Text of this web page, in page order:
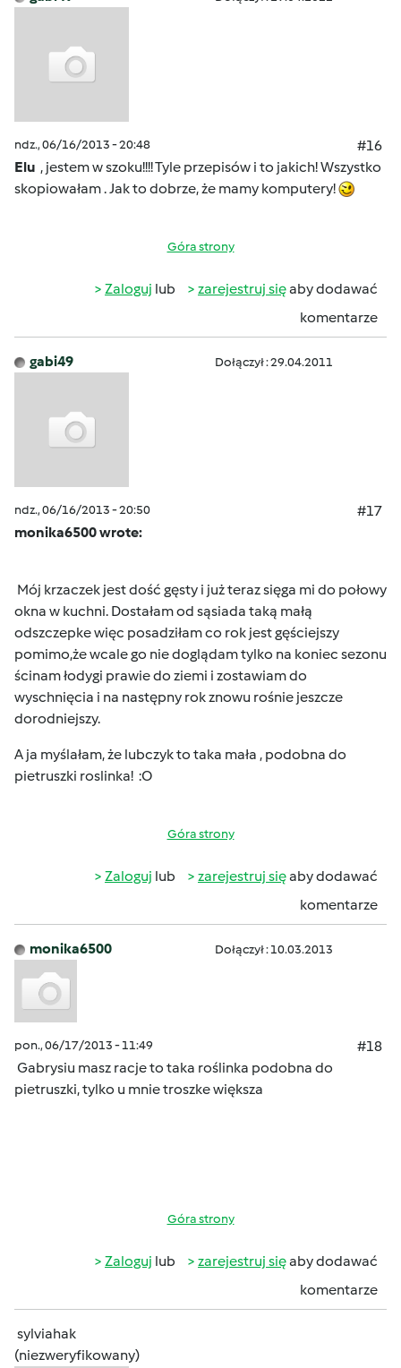
ndz., 06/16/2013 - 20:48
#16
Elu , jestem w szoku!!!! Tyle przepisów i to jakich! Wszystko
skopiowałam . Jak to dobrze, że mamy komputery!
Góra strony
Zaloguj lub zarejestruj sięaby dodawać
komentarze
gabi49 Dołączył : 29.04.2011
ndz., 06/16/2013 - 20:50
#17
monika6500 wrote:
Mój krzaczek jest dość gęsty i już teraz sięga mi do połowy
okna w kuchni. Dostałam od sąsiada taką małą
odszczepke więc posadziłam co rok jest gęściejszy
pomimo,że wcale go nie doglądam tylko na koniec sezonu
ścinam łodygi prawie do ziemi i zostawiam do
wyschnięcia i na następny rok znowu rośnie jeszcze
dorodniejszy.
A ja myślałam, że lubczyk to taka mała , podobna do
pietruszki roslinka! :O
Góra strony
Zaloguj lub zarejestruj sięaby dodawać
komentarze
monika6500 Dołączył : 10.03.2013
pon., 06/17/2013 - 11:49
#18
Gabrysiu masz racje to taka roślinka podobna do
pietruszki, tylko u mnie troszke większa
Góra strony
Zaloguj lub zarejestruj sięaby dodawać
komentarze
sylviahak
(niezweryfikowany)